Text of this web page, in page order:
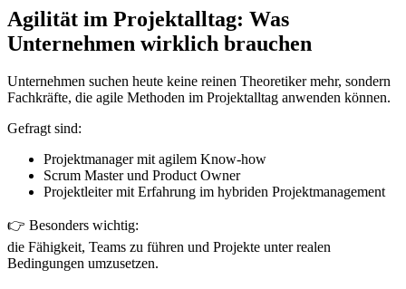
Agilität im Projektalltag: Was
Unternehmen wirklich brauchen
Unternehmen suchen heute keine reinen Theoretiker mehr, sondern
Fachkräfte, die agile Methoden im Projektalltag anwenden können.
Gefragt sind:
Projektmanager mit agilem Know-how
Scrum Master und Product Owner
Projektleiter mit Erfahrung im hybriden Projektmanagement
👉 Besonders wichtig:
die Fähigkeit, Teams zu führen und Projekte unter realen
Bedingungen umzusetzen.